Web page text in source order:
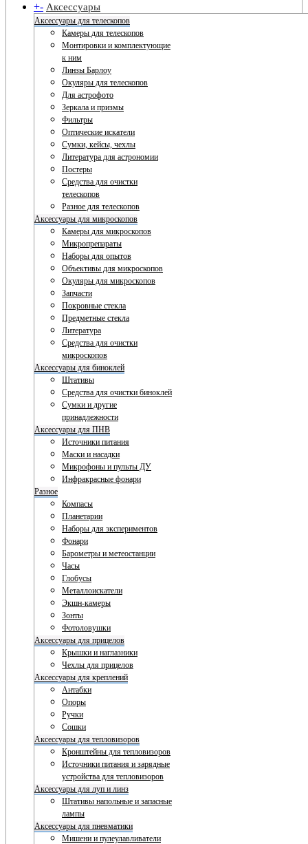
+- Аксессуары
Аксессуары для телескопов
Камеры для телескопов
Монтировки и комплектующие
к ним
Линзы Барлоу
Окуляры для телескопов
Для астрофото
Зеркала и призмы
Фильтры
Оптические искатели
Сумки, кейсы, чехлы
Литература для астрономии
Постеры
Средства для очистки
телескопов
Разное для телескопов
Аксессуары для микроскопов
Камеры для микроскопов
Микропрепараты
Наборы для опытов
Объективы для микроскопов
Окуляры для микроскопов
Запчасти
Покровные стекла
Предметные стекла
Литература
Средства для очистки
микроскопов
Аксессуары для биноклей
Штативы
Средства для очистки биноклей
Сумки и другие
принадлежности
Аксессуары для ПНВ
Источники питания
Маски и насадки
Микрофоны и пульты ДУ
Инфракрасные фонари
Разное
Компасы
Планетарии
Наборы для экспериментов
Фонари
Барометры и метеостанции
Часы
Глобусы
Металлоискатели
Экшн-камеры
Зонты
Фотоловушки
Аксессуары для прицелов
Крышки и наглазники
Чехлы для прицелов
Аксессуары для креплений
Антабки
Опоры
Ручки
Сошки
Аксессуары для тепловизоров
Кронштейны для тепловизоров
Источники питания и зарядные
устройства для тепловизоров
Аксессуары для луп и линз
Штативы напольные и запасные
лампы
Аксессуары для пневматики
Мишени и пулеулавливатели